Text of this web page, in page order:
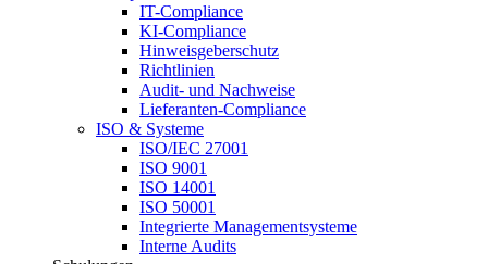
IT-Compliance
KI-Compliance
Hinweisgeberschutz
Richtlinien
Audit- und Nachweise
Lieferanten-Compliance
ISO & Systeme
ISO/IEC 27001
ISO 9001
ISO 14001
ISO 50001
Integrierte Managementsysteme
Interne Audits